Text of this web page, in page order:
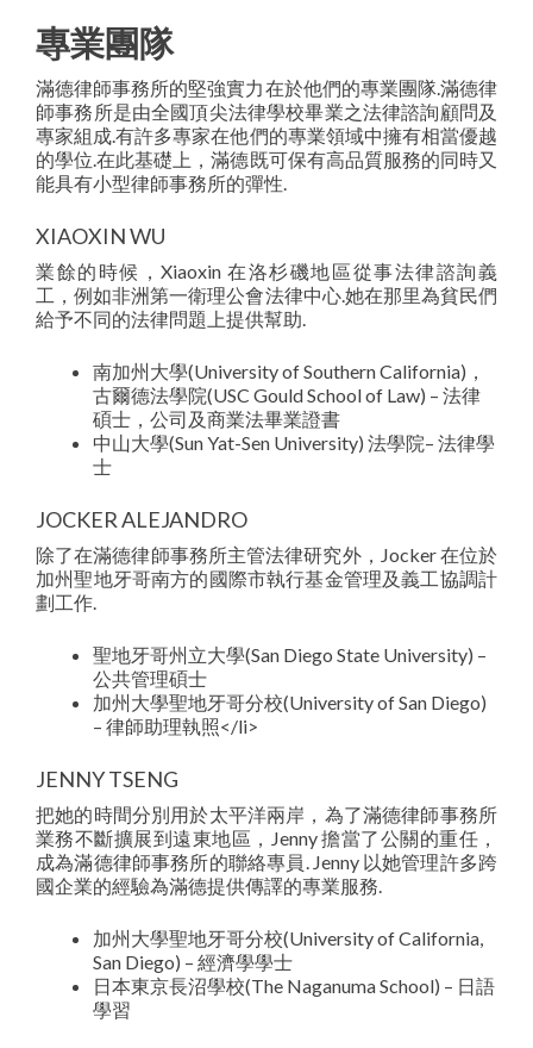
專業團隊
滿德律師事務所的堅強實力在於他們的專業團隊.滿德律
師事務所是由全國頂尖法律學校畢業之法律諮詢顧問及
專家組成.有許多專家在他們的專業領域中擁有相當優越
的學位.在此基礎上，滿德既可保有高品質服務的同時又
能具有小型律師事務所的彈性.
XIAOXIN WU
業餘的時候，Xiaoxin 在洛杉磯地區從事法律諮詢義
工，例如非洲第一衛理公會法律中心.她在那里為貧民們
給予不同的法律問題上提供幫助.
南加州大學(University of Southern California)，
古爾德法學院(USC Gould School of Law) – 法律
碩士，公司及商業法畢業證書
中山大學(Sun Yat-Sen University) 法學院– 法律學
士
JOCKER ALEJANDRO
除了在滿德律師事務所主管法律研究外，Jocker 在位於
加州聖地牙哥南方的國際市執行基金管理及義工協調計
劃工作.
聖地牙哥州立大學(San Diego State University) –
公共管理碩士
加州大學聖地牙哥分校(University of San Diego)
– 律師助理執照</li​​>
JENNY TSENG
把她的時間分別用於太平洋兩岸，為了滿德律師事務所
業務不斷擴展到遠東地區，Jenny 擔當了公關的重任，
成為滿德律師事務所的聯絡專員. Jenny 以她管理許多跨
國企業的經驗為滿德提供傳譯的專業服務.
加州大學聖地牙哥分校(University of California,
San Diego) – 經濟學學士
日本東京長沼學校(The Naganuma School) – 日語
學習